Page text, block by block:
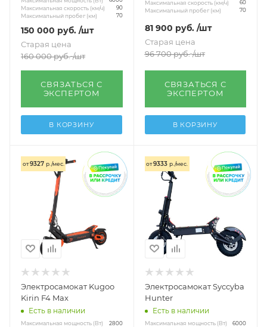
Максимальная скорость (км/ч) 90
Максимальный пробег (км) 70
150 000 руб. /шт
Старая цена
160 000руб. /шт
СВЯЗАТЬСЯ С
ЭКСПЕРТОМ
В КОРЗИНУ
Максимальная скорость (км/ч) 60
Максимальный пробег (км) 70
81 900 руб. /шт
Старая цена
96 700руб. /шт
СВЯЗАТЬСЯ С
ЭКСПЕРТОМ
В КОРЗИНУ
от9327 р./мес.
Электросамокат Kugoo
Kirin F4 Max
Есть в наличии
Максимальная мощность (Вт) 2800
от9333 р./мес.
Электросамокат Syccyba
Hunter
Есть в наличии
Максимальная мощность (Вт) 6000